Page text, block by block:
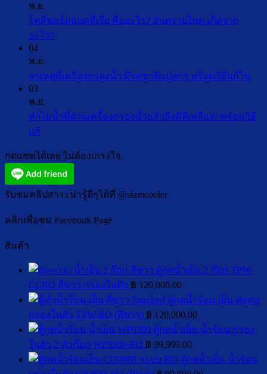
การ
ชง
ให้
นัว
เหมือน
ร้าน
ดัง!
บน
อุณหภูมิ
ห้อง
น้ำ
เย็น
แบบ
ไหน
ดี
ต่อ
มากกว่า?
พ.ย.
โคลิฟอร์มแบคทีเรีย คืออะไร? อันตรายไหม เกิดจาก
อะไร?ไม่มี
บน
ลิ
ฟอร์ม
คือ
อะไร?
อันตราย
ไหม
04
พ.ย.
สาเหตุที่เครื่องกรองน้ำ มีรสชาติแปลกๆ พร้อมวิธีแก้ไข
บน
แป
วิธี
03
พ.ย.
ทำไมน้ำที่ผ่านเครื่องกรองน้ำแล้วถึงมีสีเหลือง? พร้อมวิธี
แก้
เห็น
บน
ทำไม
ที่
แล้ว
ถึง
มี
สี
เหลือง?
พร้อม
กดแชทได้เลย ไม่ต้องเกรงใจ
รับชมคลิปสาระน่ารู้ดีๆได้ที่ @siamcooler
คลิกเพื่อชม Facebook Page
สินค้า
ตู้กดน้ำเย็น 2 ก๊อก TPW-
CCRO สีขาว กรองในตัว ฿ 120,000.00
ตู้กดน้ำร้อน-เย็น ต่อท่อ
กรองในตัว TPW-RO (สีขาว) ฿ 120,000.00
ตู้กดน้ำเย็น น้ำร้อน กรอง
ในตัว 2 หัวก๊อก WP9300-RO ฿ 99,999.00
ตู้กดน้ำเย็น น้ำร้อน